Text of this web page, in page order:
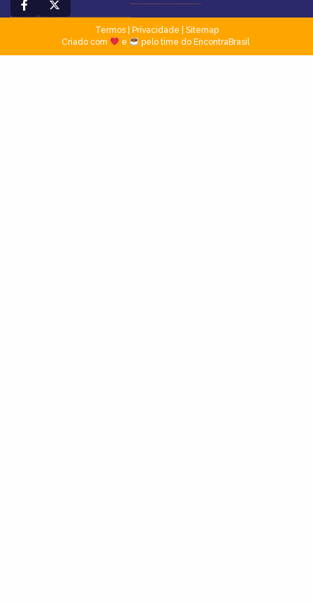
Termos| Privacidade
Sitemap
Criado com
e pelo time do EncontraBrasil